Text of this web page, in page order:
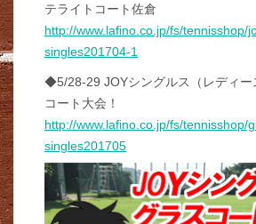
テライトコート佐倉
http://www.lafino.co.jp/fs/tennisshop/
singles201704-1
◆5/28-29 JOYシングルス（レディー
コート大会！
http://www.lafino.co.jp/fs/tennisshop/
singles201705